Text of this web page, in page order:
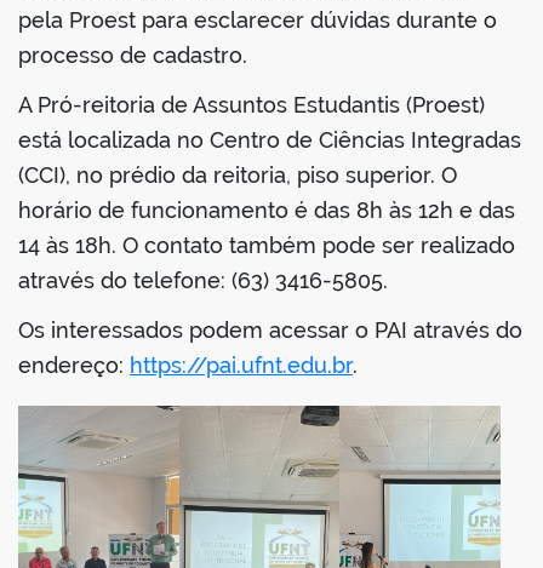
pela Proest para esclarecer dúvidas durante o
processo de cadastro.
A Pró-reitoria de Assuntos Estudantis (Proest)
está localizada no Centro de Ciências Integradas
(CCI), no prédio da reitoria, piso superior. O
horário de funcionamento é das 8h às 12h e das
14 às 18h. O contato também pode ser realizado
através do telefone: (63) 3416-5805.
Os interessados podem acessar o PAI através do
endereço: https://pai.ufnt.edu.br.